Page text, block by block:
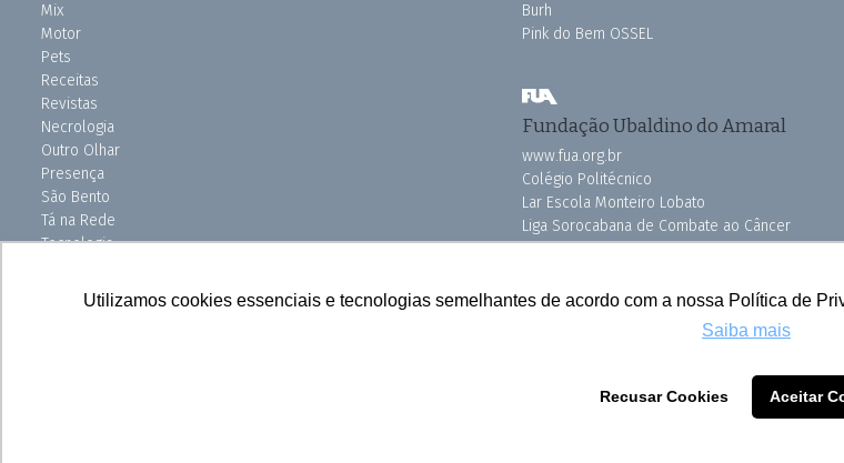
Utilizamos cookies essenciais e tecnologias semelhantes de acordo com a nossa Política de
Saiba mais
Recusar Cookies Aceitar
Mix
Motor
Pets
Receitas
Revistas
Necrologia
Outro Olhar
Presença
São Bento
Tá na Rede
Tecnologia
Uniso Ciência
Burh
Pink do Bem OSSEL
Fundação Ubaldino do Amaral
www.fua.org.br
Colégio Politécnico
Lar Escola Monteiro Lobato
Liga Sorocabana de Combate ao Câncer
Vila dos Velhinhos
Todos os direitos reservados © 2025